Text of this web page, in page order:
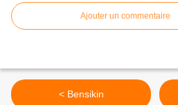
Ajouter un commentaire
< Bensikin